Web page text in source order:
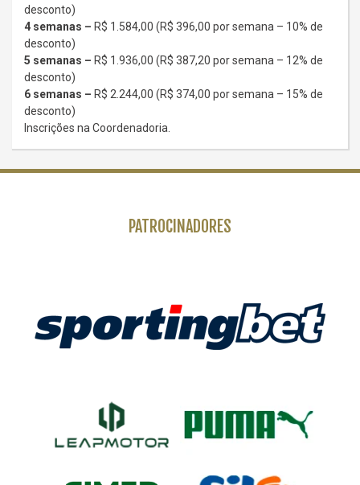
desconto)
4 semanas – R$ 1.584,00 (R$ 396,00 por semana – 10% de
desconto)
5 semanas – R$ 1.936,00 (R$ 387,20 por semana – 12% de
desconto)
6 semanas – R$ 2.244,00 (R$ 374,00 por semana – 15% de
desconto)
Inscrições na Coordenadoria.
PATROCINADORES